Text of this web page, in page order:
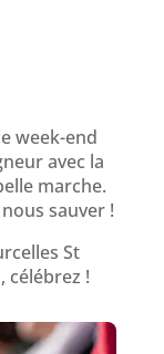
week-end
avec la
marche.
sauver !
St
célébrez !